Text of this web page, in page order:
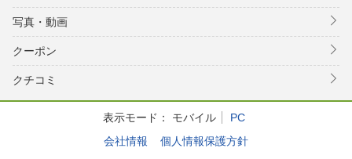
写真・動画
クーポン
クチコミ
表示モード： モバイル
PC
会社情報
個人情報保護方針